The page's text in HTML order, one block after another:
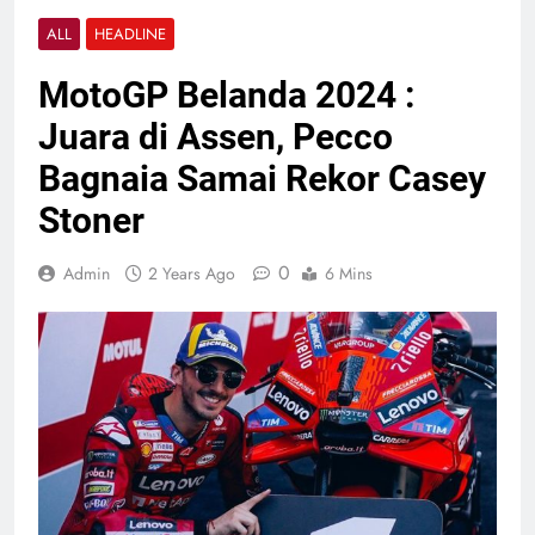
ALL HEADLINE
MotoGP Belanda 2024 :
Juara di Assen, Pecco
Bagnaia Samai Rekor Casey
Stoner
Admin 2 Years Ago 0 6 Mins